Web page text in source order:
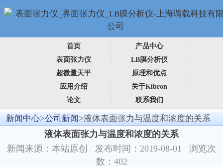
首页
产品中心
表面张力仪
LB膜分析仪
超微量天平
原理和优点
应用介绍
关于Kibron
论文
联系我们
新闻中心>公司新闻>液体表面张力与温度和浓度的关系
液体表面张力与温度和浓度的关系
新闻来源：本站原创 发布时间：2019-08-01 浏览次
数：402